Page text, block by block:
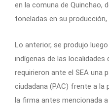
en la comuna de Quinchao,
toneladas en su
Lo anterior, se produjo
indígenas de las localidades
requirieron ante el SEA una
ciudadana (PAC) frente a la
la firma antes mencionada